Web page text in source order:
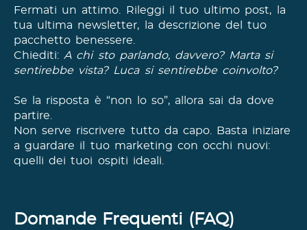
Fermati un attimo. Rileggi il tuo ultimo post, la
tua ultima newsletter, la descrizione del tuo
pacchetto benessere.
Chiediti: A chi sto parlando, davvero? Marta si
sentirebbe vista? Luca si sentirebbe coinvolto?
Se la risposta è “non lo so”, allora sai da dove
partire.
Non serve riscrivere tutto da capo. Basta iniziare
a guardare il tuo marketing con occhi nuovi:
quelli dei tuoi ospiti ideali.
Domande Frequenti (FAQ)